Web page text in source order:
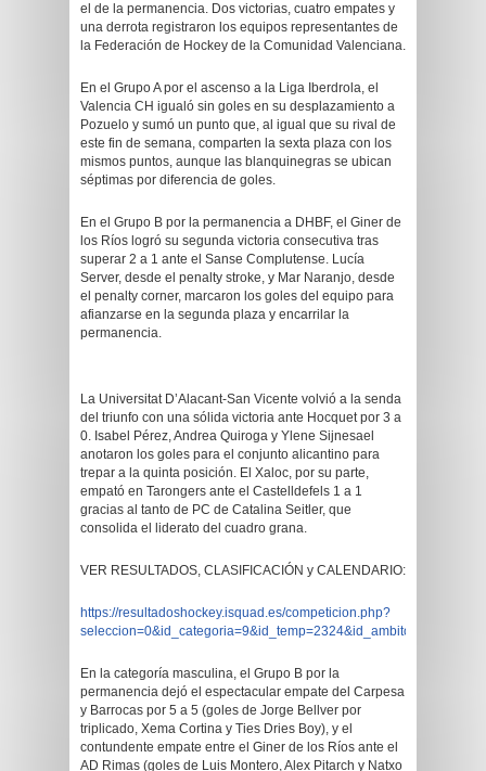
el de la permanencia. Dos victorias, cuatro empates y
una derrota registraron los equipos representantes de
la Federación de Hockey de la Comunidad Valenciana.
En el Grupo A por el ascenso a la Liga Iberdrola, el
Valencia CH igualó sin goles en su desplazamiento a
Pozuelo y sumó un punto que, al igual que su rival de
este fin de semana, comparten la sexta plaza con los
mismos puntos, aunque las blanquinegras se ubican
séptimas por diferencia de goles.
En el Grupo B por la permanencia a DHBF, el Giner de
los Ríos logró su segunda victoria consecutiva tras
superar 2 a 1 ante el Sanse Complutense. Lucía
Server, desde el penalty stroke, y Mar Naranjo, desde
el penalty corner, marcaron los goles del equipo para
afianzarse en la segunda plaza y encarrilar la
permanencia.
La Universitat D’Alacant-San Vicente volvió a la senda
del triunfo con una sólida victoria ante Hocquet por 3 a
0. Isabel Pérez, Andrea Quiroga y Ylene Sijnesael
anotaron los goles para el conjunto alicantino para
trepar a la quinta posición. El Xaloc, por su parte,
empató en Tarongers ante el Castelldefels 1 a 1
gracias al tanto de PC de Catalina Seitler, que
consolida el liderato del cuadro grana.
VER RESULTADOS, CLASIFICACIÓN y CALENDARIO:
https://resultadoshockey.isquad.es/competicion.php?
En la categoría masculina, el Grupo B por la
permanencia dejó el espectacular empate del Carpesa
y Barrocas por 5 a 5 (goles de Jorge Bellver por
triplicado, Xema Cortina y Ties Dries Boy), y el
contundente empate entre el Giner de los Ríos ante el
AD Rimas (goles de Luis Montero, Alex Pitarch y Natxo